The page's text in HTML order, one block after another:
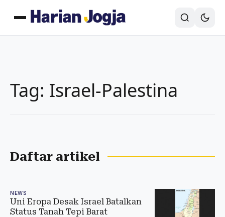
Tag: Israel-Palestina
Daftar artikel
NEWS
Uni Eropa Desak Israel Batalkan
Status Tanah Tepi Barat